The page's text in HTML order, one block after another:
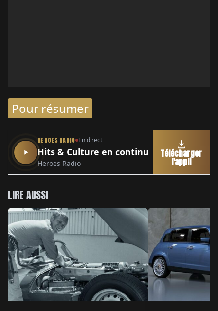
Pour résumer
HEROES RADIO En direct
Hits & Culture en continu
Heroes Radio
Télécharger
l'appli
LIRE AUSSI